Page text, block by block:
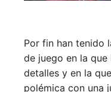
Por fin han tenido
de juego en la
detalles y en la
polémica con una